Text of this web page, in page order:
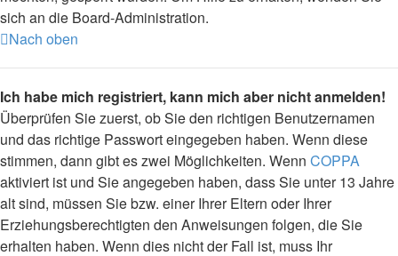
sich an die Board-Administration.
Nach oben
Ich habe mich registriert, kann mich aber nicht anmelden!
Überprüfen Sie zuerst, ob Sie den richtigen Benutzernamen
und das richtige Passwort eingegeben haben. Wenn diese
stimmen, dann gibt es zwei Möglichkeiten. Wenn COPPA
aktiviert ist und Sie angegeben haben, dass Sie unter 13 Jahre
alt sind, müssen Sie bzw. einer Ihrer Eltern oder Ihrer
Erziehungsberechtigten den Anweisungen folgen, die Sie
erhalten haben. Wenn dies nicht der Fall ist, muss Ihr